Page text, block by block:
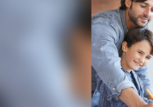
По словам Бельковича,
в пищу не только